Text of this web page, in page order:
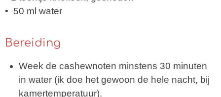
• 50 ml water
Bereiding
Week de cashewnoten minstens 30 minuten
in water (ik doe het gewoon de hele nacht, bij
kamertemperatuur).